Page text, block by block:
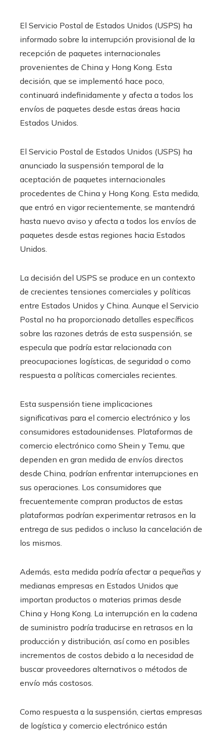
El Servicio Postal de Estados Unidos (USPS) ha
informado sobre la interrupción provisional de la
recepción de paquetes internacionales
provenientes de China y Hong Kong. Esta
decisión, que se implementó hace poco,
continuará indefinidamente y afecta a todos los
envíos de paquetes desde estas áreas hacia
Estados Unidos.
El Servicio Postal de Estados Unidos (USPS) ha
anunciado la suspensión temporal de la
aceptación de paquetes internacionales
procedentes de China y Hong Kong. Esta medida,
que entró en vigor recientemente, se mantendrá
hasta nuevo aviso y afecta a todos los envíos de
paquetes desde estas regiones hacia Estados
Unidos.
La decisión del USPS se produce en un contexto
de crecientes tensiones comerciales y políticas
entre Estados Unidos y China. Aunque el Servicio
Postal no ha proporcionado detalles específicos
sobre las razones detrás de esta suspensión, se
especula que podría estar relacionada con
preocupaciones logísticas, de seguridad o como
respuesta a políticas comerciales recientes.
Esta suspensión tiene implicaciones
significativas para el comercio electrónico y los
consumidores estadounidenses. Plataformas de
comercio electrónico como Shein y Temu, que
dependen en gran medida de envíos directos
desde China, podrían enfrentar interrupciones en
sus operaciones. Los consumidores que
frecuentemente compran productos de estas
plataformas podrían experimentar retrasos en la
entrega de sus pedidos o incluso la cancelación de
los mismos.
Además, esta medida podría afectar a pequeñas y
medianas empresas en Estados Unidos que
importan productos o materias primas desde
China y Hong Kong. La interrupción en la cadena
de suministro podría traducirse en retrasos en la
producción y distribución, así como en posibles
incrementos de costos debido a la necesidad de
buscar proveedores alternativos o métodos de
envío más costosos.
Como respuesta a la suspensión, ciertas empresas
de logística y comercio electrónico están